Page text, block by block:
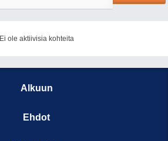
Ei ole aktiivisia kohteita
Alkuun
Ehdot